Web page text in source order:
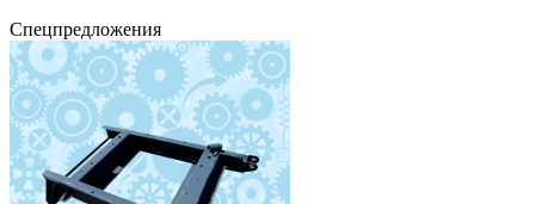
Спецпредложения